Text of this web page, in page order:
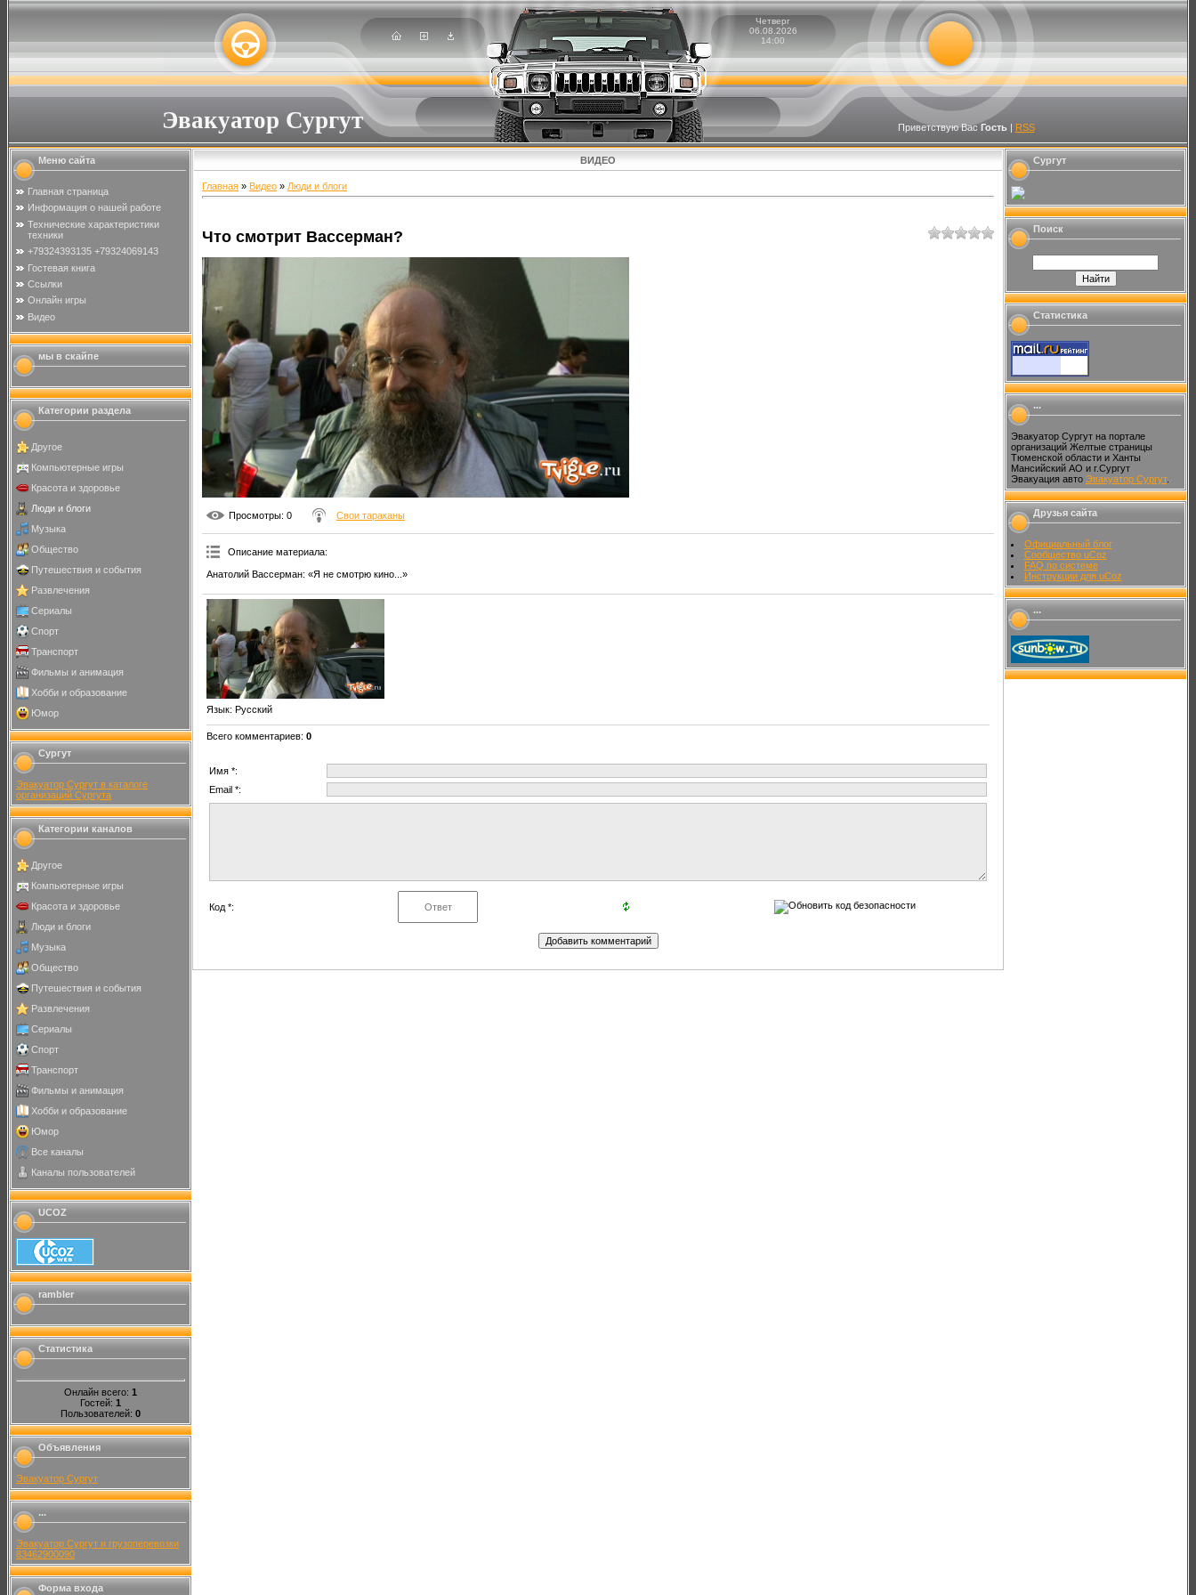
Эвакуатор Сургут
Четверг
06.08.2026
14:00
Приветствую Вас Гость| RSS
Меню сайта
Главная страница
Информация о нашей работе
Технические характеристики
техники
+79324393135 +79324069143
Гостевая книга
Ссылки
Онлайн игры
Видео
мы в скайпе
Категории раздела
Другое
Компьютерные игры
Красота и здоровье
Люди и блоги
Музыка
Общество
Путешествия и события
Развлечения
Сериалы
Спорт
Транспорт
Фильмы и анимация
Хобби и образование
Юмор
Сургут
Эвакуатор Сургут в каталоге
организаций Сургута
Категории каналов
Другое
Компьютерные игры
Красота и здоровье
Люди и блоги
Музыка
Общество
Путешествия и события
Развлечения
Сериалы
Спорт
Транспорт
Фильмы и анимация
Хобби и образование
Юмор
Все каналы
Каналы пользователей
UCOZ
rambler
Статистика
Онлайн всего: 1
Гостей: 1
Пользователей: 0
Объявления
Эвакуатор Сургут
...
Эвакуатор Сургут и грузоперевозки
83462900090
Форма входа
ВИДЕО
Главная » Видео » Люди и блоги
Что смотрит Вассерман?
Просмотры: 0 Свои тараканы
Описание материала:
Анатолий Вассерман: «Я не смотрю кино...»
Язык: Русский
Всего комментариев: 0
Имя *:
Email *:
Код *:
Сургут
Поиск
Статистика
...
Эвакуатор Сургут на портале
организаций Желтые страницы
Тюменской области и Ханты
Мансийский АО и г.Сургут
Эвакуация авто Эвакуатор Сургут.
Друзья сайта
Официальный блог
Сообщество uCoz
FAQ по системе
Инструкции для uCoz
...